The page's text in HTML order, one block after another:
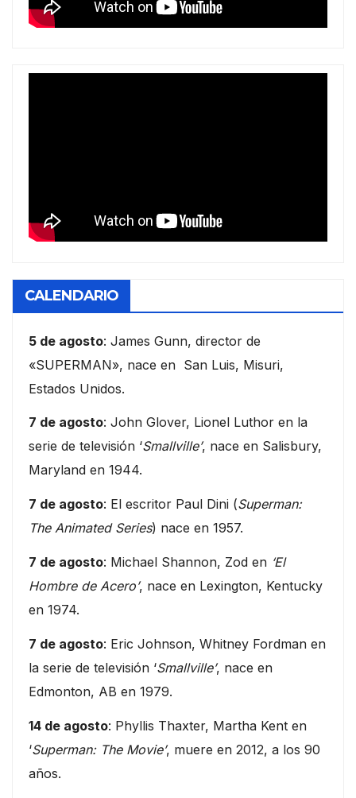
CALENDARIO
5 de agosto: James Gunn, director de
«SUPERMAN», nace en San Luis, Misuri,
Estados Unidos.
7 de agosto: John Glover, Lionel Luthor en la
serie de televisión ‘Smallville’, nace en Salisbury,
Maryland en 1944.
7 de agosto: El escritor Paul Dini (Superman:
The Animated Series) nace en 1957.
7 de agosto: Michael Shannon, Zod en ‘El
Hombre de Acero’, nace en Lexington, Kentucky
en 1974.
7 de agosto: Eric Johnson, Whitney Fordman en
la serie de televisión ‘Smallville’, nace en
Edmonton, AB en 1979.
14 de agosto: Phyllis Thaxter, Martha Kent en
‘Superman: The Movie’, muere en 2012, a los 90
años.